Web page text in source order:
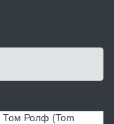
Том Ролф (Tom